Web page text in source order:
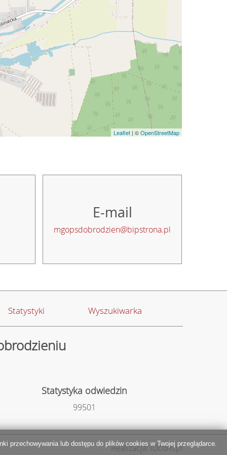
Leaflet | ©OpenStreetMap
E-mail
mgopsdobrodzien@bipstrona.pl
Statystyki Wyszukiwarka
Statystyka odwiedzin
99501
Realizacja: IDcom.pl
przechowywania lub dostępu do plików cookies w Twojej przeglądarce.